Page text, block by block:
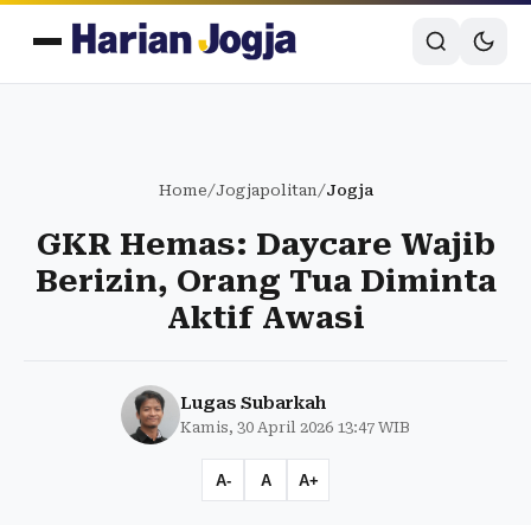
Home/Jogjapolitan/Jogja
GKR Hemas: Daycare Wajib
Berizin, Orang Tua Diminta
Aktif Awasi
Lugas Subarkah
Kamis, 30 April 2026 13:47 WIB
A- A A+